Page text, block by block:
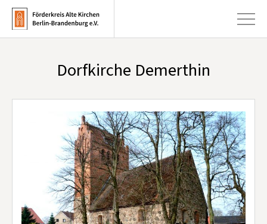
+
Publikationen +
Kunst & Kultur +
Förderung & Spenden +
Über uns +
Dorfkirche Demerthin